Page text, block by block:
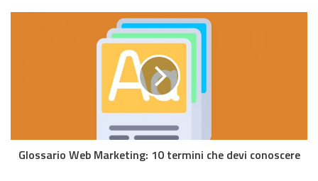
Glossario Web Marketing: 10 termini che devi conoscere